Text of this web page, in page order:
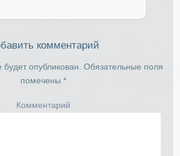
комментарий
опубликован. Обязательные поля
помечены *
Комментарий